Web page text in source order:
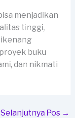
menjadikan
tinggi,
buku
dan nikmati
Selanjutnya Pos →